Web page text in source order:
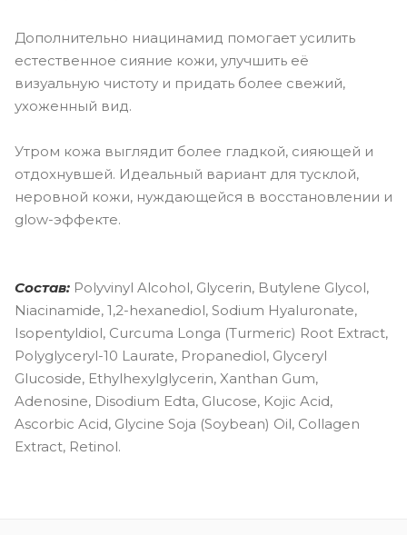
Дополнительно ниацинамид помогает усилить
естественное сияние кожи, улучшить её
визуальную чистоту и придать более свежий,
ухоженный вид.
Утром кожа выглядит более гладкой, сияющей и
отдохнувшей. Идеальный вариант для тусклой,
неровной кожи, нуждающейся в восстановлении и
glow-эффекте.
Состав: Polyvinyl Alcohol, Glycerin, Butylene Glycol,
Niacinamide, 1,2-hexanediol, Sodium Hyaluronate,
Isopentyldiol, Curcuma Longa (Turmeric) Root Extract,
Polyglyceryl-10 Laurate, Propanediol, Glyceryl
Glucoside, Ethylhexylglycerin, Xanthan Gum,
Adenosine, Disodium Edta, Glucose, Kojic Acid,
Ascorbic Acid, Glycine Soja (Soybean) Oil, Collagen
Extract, Retinol.